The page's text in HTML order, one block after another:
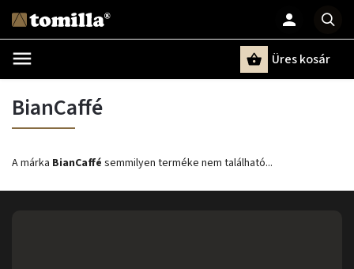
Üres kosár
BianCaffé
A márka BianCaffé semmilyen terméke nem található...